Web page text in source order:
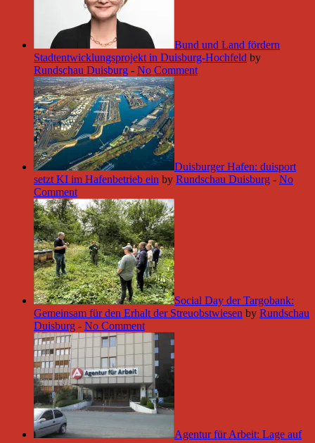
Bund und Land fördern
Stadtentwicklungsprojekt in Duisburg-Hochfeld by
Rundschau Duisburg - No Comment
Duisburger Hafen: duisport
setzt KI im Hafenbetrieb ein by Rundschau Duisburg - No
Comment
Social Day der Targobank:
Gemeinsam für den Erhalt der Streuobstwiesen by Rundschau
Duisburg - No Comment
Agentur für Arbeit: Lage auf